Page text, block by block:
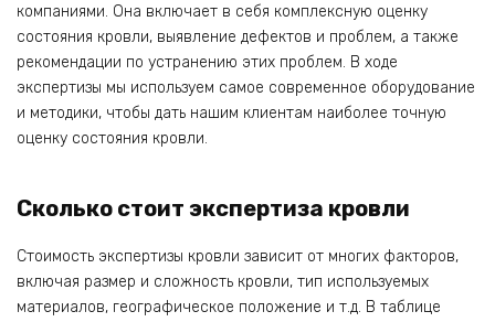
компаниями. Она включает в себя комплексную оценку
состояния кровли, выявление дефектов и проблем, а также
рекомендации по устранению этих проблем. В ходе
экспертизы мы используем самое современное оборудование
и методики, чтобы дать нашим клиентам наиболее точную
оценку состояния кровли.
Сколько стоит экспертиза кровли
Стоимость экспертизы кровли зависит от многих факторов,
включая размер и сложность кровли, тип используемых
материалов, географическое положение и т.д. В таблице